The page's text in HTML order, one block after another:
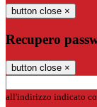
button close ×
Recupero
button close ×
all'indirizzo indicato